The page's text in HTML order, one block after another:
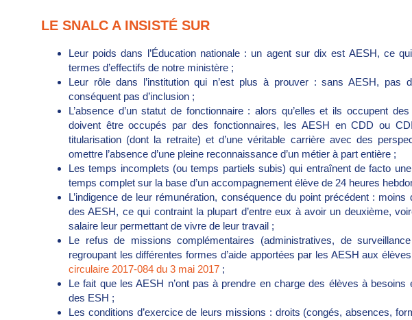
LE SNALC A INSISTÉ SUR
Leur poids dans l’Éducation nationale : un agent sur dix est AESH, ce
termes d’effectifs de notre ministère ;
Leur rôle dans l’institution qui n’est plus à prouver : sans AESH, pas
conséquent pas d’inclusion ;
L’absence d’un statut de fonctionnaire : alors qu’elles et ils occupent
doivent être occupés par des fonctionnaires, les AESH en CDD ou
titularisation (dont la retraite) et d’une véritable carrière avec des
omettre l’absence d’une pleine reconnaissance d’un métier à part entière ;
Les temps incomplets (ou temps partiels subis) qui entraînent de facto
temps complet sur la base d’un accompagnement élève de 24 heures
L’indigence de leur rémunération, conséquence du point précédent :
des AESH, ce qui contraint la plupart d’entre eux à avoir un deuxième,
salaire leur permettant de vivre de leur travail ;
Le refus de missions complémentaires (administratives, de
regroupant les différentes formes d’aide apportées par les AESH aux
circulaire 2017-084 du 3 mai 2017 ;
Le fait que les AESH n’ont pas à prendre en charge des élèves à
des ESH ;
Les conditions d’exercice de leurs missions : droits (congés, absences,